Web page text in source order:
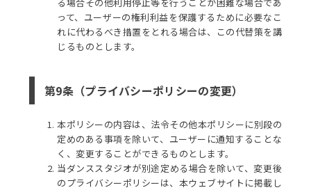
って、ユーザーの権利利益を保護するために必要なこ
れに代わるべき措置をとれる場合は、この代替策を講
じるものとします。
第9条（プライバシーポリシーの変更）
本ポリシーの内容は、法令その他本ポリシーに別段の
定めのある事項を除いて、ユーザーに通知することな
く、変更することができるものとします。
当ダンススタジオが別途定める場合を除いて、変更後
のプライバシーポリシーは、本ウェブサイトに掲載し